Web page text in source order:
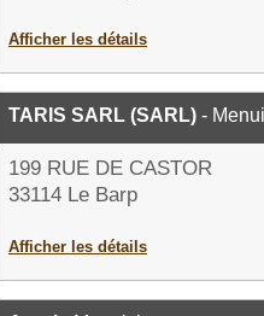
Afficher les détails
TARIS SARL (SARL) -
199 RUE DE CASTOR
33114 Le Barp
Afficher les détails